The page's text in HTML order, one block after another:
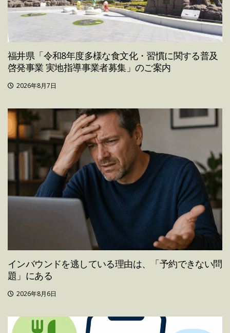
福井県「令和8年度多様な食文化・習慣に関する普及
啓発事業 実地指導事業者募集」のご案内
2026年8月7日
インバウンドを逃している理由は、「予約できない問
題」にある
2026年8月6日